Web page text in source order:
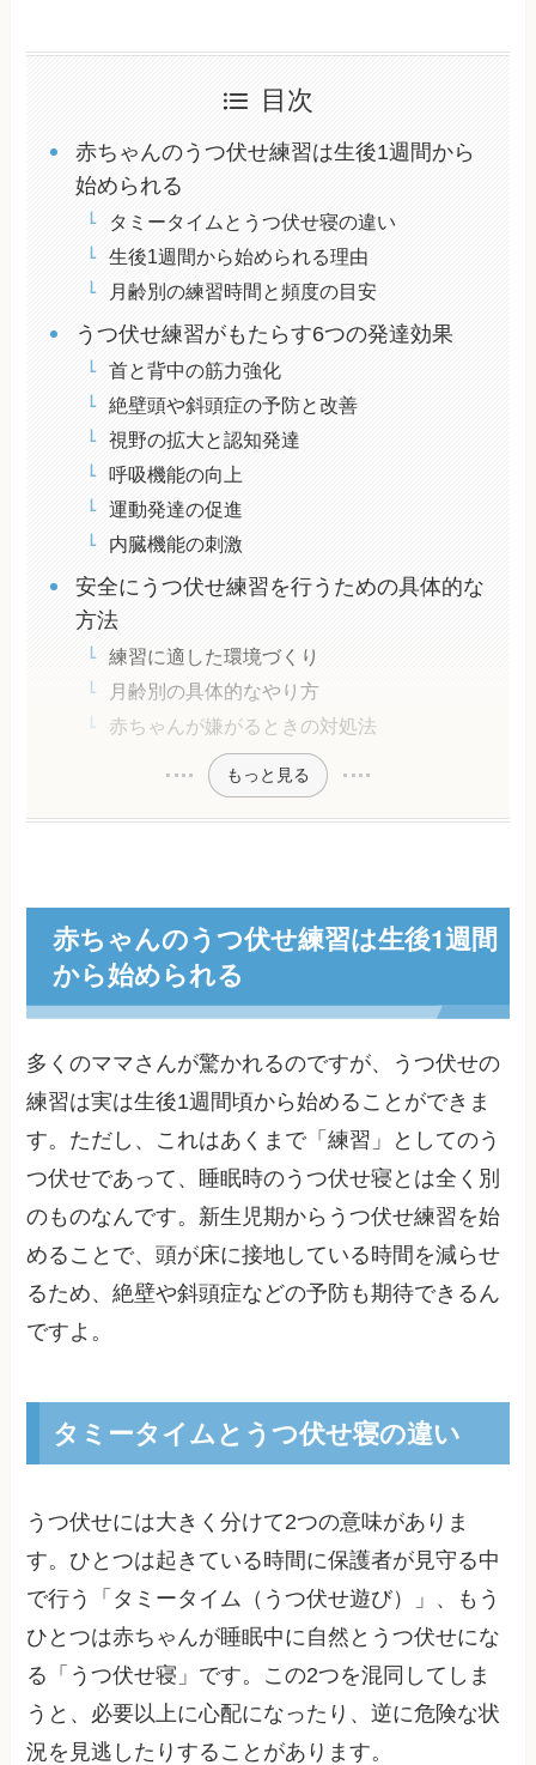
目次
赤ちゃんのうつ伏せ練習は生後1週間から
始められる
タミータイムとうつ伏せ寝の違い
生後1週間から始められる理由
月齢別の練習時間と頻度の目安
うつ伏せ練習がもたらす6つの発達効果
首と背中の筋力強化
絶壁頭や斜頭症の予防と改善
視野の拡大と認知発達
呼吸機能の向上
運動発達の促進
内臓機能の刺激
安全にうつ伏せ練習を行うための具体的な
方法
練習に適した環境づくり
月齢別の具体的なやり方
赤ちゃんが嫌がるときの対処法
もっと見る
赤ちゃんのうつ伏せ練習は生後1週間
から始められる
多くのママさんが驚かれるのですが、うつ伏せの
練習は実は生後1週間頃から始めることができま
す。ただし、これはあくまで「練習」としてのう
つ伏せであって、睡眠時のうつ伏せ寝とは全く別
のものなんです。新生児期からうつ伏せ練習を始
めることで、頭が床に接地している時間を減らせ
るため、絶壁や斜頭症などの予防も期待できるん
ですよ。
タミータイムとうつ伏せ寝の違い
うつ伏せには大きく分けて2つの意味がありま
す。ひとつは起きている時間に保護者が見守る中
で行う「タミータイム（うつ伏せ遊び）」、もう
ひとつは赤ちゃんが睡眠中に自然とうつ伏せにな
る「うつ伏せ寝」です。この2つを混同してしま
うと、必要以上に心配になったり、逆に危険な状
況を見逃したりすることがあります。